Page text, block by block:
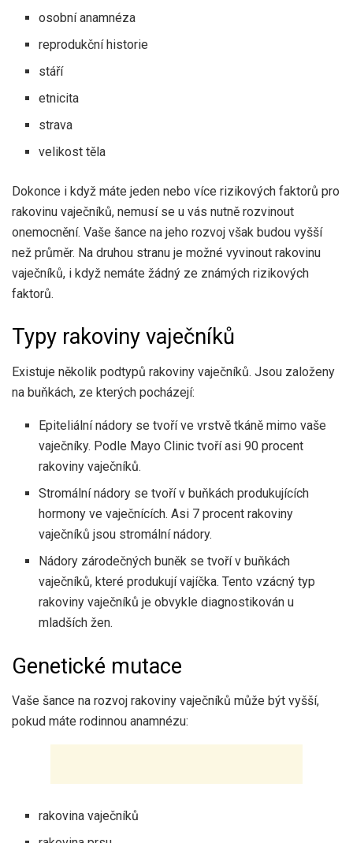
osobní anamnéza
reprodukční historie
stáří
etnicita
strava
velikost těla
Dokonce i když máte jeden nebo více rizikových faktorů pro
rakovinu vaječníků, nemusí se u vás nutně rozvinout
onemocnění. Vaše šance na jeho rozvoj však budou vyšší
než průměr. Na druhou stranu je možné vyvinout rakovinu
vaječníků, i když nemáte žádný ze známých rizikových
faktorů.
Typy rakoviny vaječníků
Existuje několik podtypů rakoviny vaječníků. Jsou založeny
na buňkách, ze kterých pocházejí:
Epiteliální nádory se tvoří ve vrstvě tkáně mimo vaše
vaječníky. Podle Mayo Clinic tvoří asi 90 procent
rakoviny vaječníků.
Stromální nádory se tvoří v buňkách produkujících
hormony ve vaječnících. Asi 7 procent rakoviny
vaječníků jsou stromální nádory.
Nádory zárodečných buněk se tvoří v buňkách
vaječníků, které produkují vajíčka. Tento vzácný typ
rakoviny vaječníků je obvykle diagnostikován u
mladších žen.
Genetické mutace
Vaše šance na rozvoj rakoviny vaječníků může být vyšší,
pokud máte rodinnou anamnézu:
rakovina vaječníků